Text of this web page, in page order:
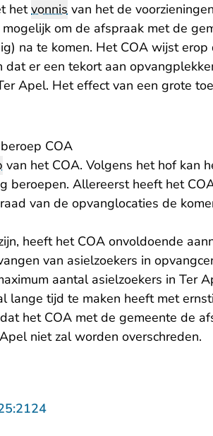
hetvonnis van het de
om de afspraak met de
na te komen. Het COA wijst
dat er een tekort aan
Apel. Het effect van een grote
COA
van het COA. Volgens het hof kan
beroepen. Allereerst heeft het
van de opvanglocaties de
heeft het COA onvoldoende
van asielzoekers in
aantal asielzoekers in Ter
lange tijd te maken heeft met
het COA met de gemeente de
niet zal worden overschreden.
- U verlaat Rechtspraak.nl